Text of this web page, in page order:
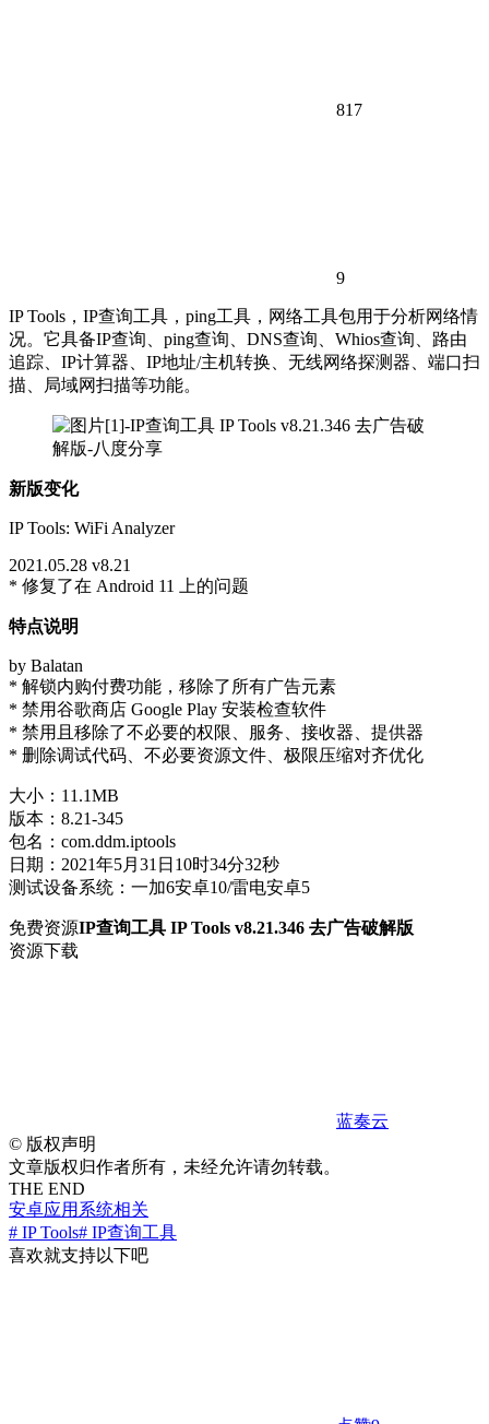
817
9
IP Tools，IP查询工具，ping工具，网络工具包用于分析网络情
况。它具备IP查询、ping查询、DNS查询、Whios查询、路由
追踪、IP计算器、IP地址/主机转换、无线网络探测器、端口扫
描、局域网扫描等功能。
新版变化
IP Tools: WiFi Analyzer
2021.05.28 v8.21
* 修复了在 Android 11 上的问题
特点说明
by Balatan
* 解锁内购付费功能，移除了所有广告元素
* 禁用谷歌商店 Google Play 安装检查软件
* 禁用且移除了不必要的权限、服务、接收器、提供器
* 删除调试代码、不必要资源文件、极限压缩对齐优化
大小：11.1MB
版本：8.21-345
包名：com.ddm.iptools
日期：2021年5月31日10时34分32秒
测试设备系统：一加6安卓10/雷电安卓5
免费资源IP查询工具 IP Tools v8.21.346 去广告破解版
资源下载
蓝奏云
© 版权声明
文章版权归作者所有，未经允许请勿转载。
THE END
安卓应用 系统相关
# IP Tools# IP查询工具
喜欢就支持以下吧